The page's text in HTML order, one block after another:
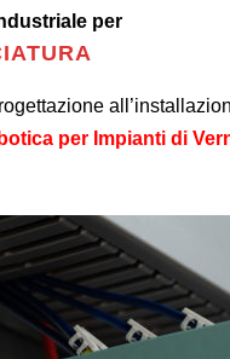
per
per Impianti di